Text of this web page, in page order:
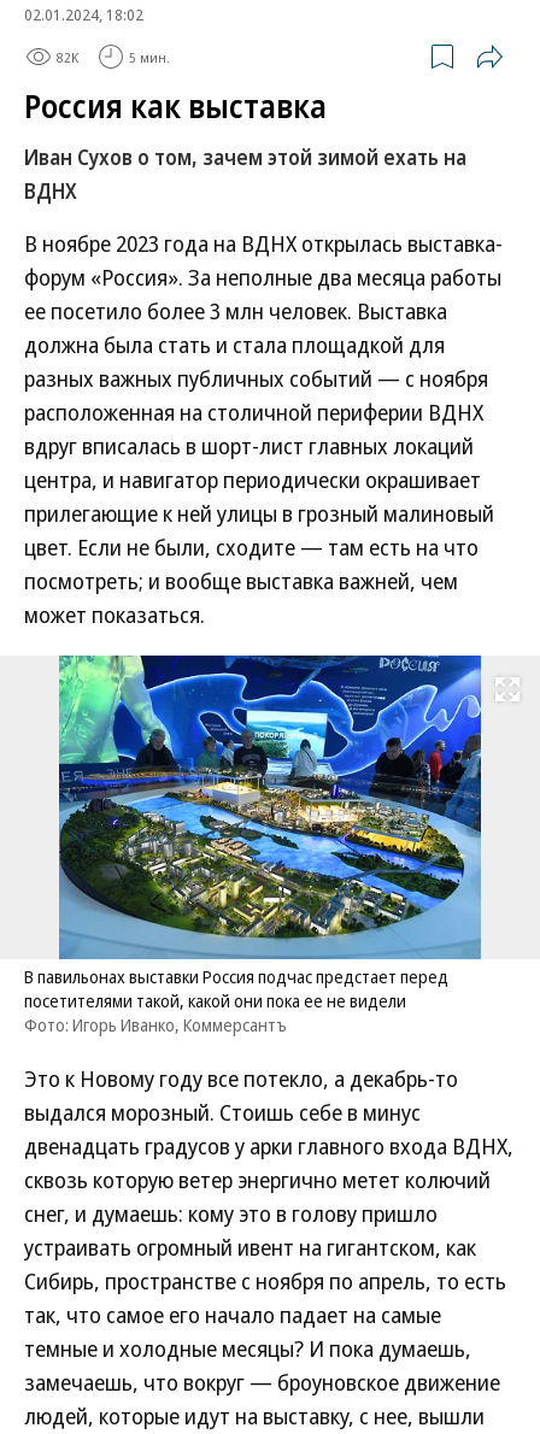
02.01.2024, 18:02
82K 5 мин.
Россия как выставка
Иван Сухов о том, зачем этой зимой ехать на
ВДНХ
В ноябре 2023 года на ВДНХ открылась выставка-
форум «Россия». За неполные два месяца работы
ее посетило более 3 млн человек. Выставка
должна была стать и стала площадкой для
разных важных публичных событий — с ноября
расположенная на столичной периферии ВДНХ
вдруг вписалась в шорт-лист главных локаций
центра, и навигатор периодически окрашивает
прилегающие к ней улицы в грозный малиновый
цвет. Если не были, сходите — там есть на что
посмотреть; и вообще выставка важней, чем
может показаться.
Развернуть
В павильонах выставки Россия подчас предстает перед
посетителями такой, какой они пока ее не видели
Фото: Игорь Иванко, Коммерсантъ
Это к Новому году все потекло, а декабрь-то
выдался морозный. Стоишь себе в минус
двенадцать градусов у арки главного входа ВДНХ,
сквозь которую ветер энергично метет колючий
снег, и думаешь: кому это в голову пришло
устраивать огромный ивент на гигантском, как
Сибирь, пространстве с ноября по апрель, то есть
так, что самое его начало падает на самые
темные и холодные месяцы? И пока думаешь,
замечаешь, что вокруг — броуновское движение
людей, которые идут на выставку, с нее, вышли